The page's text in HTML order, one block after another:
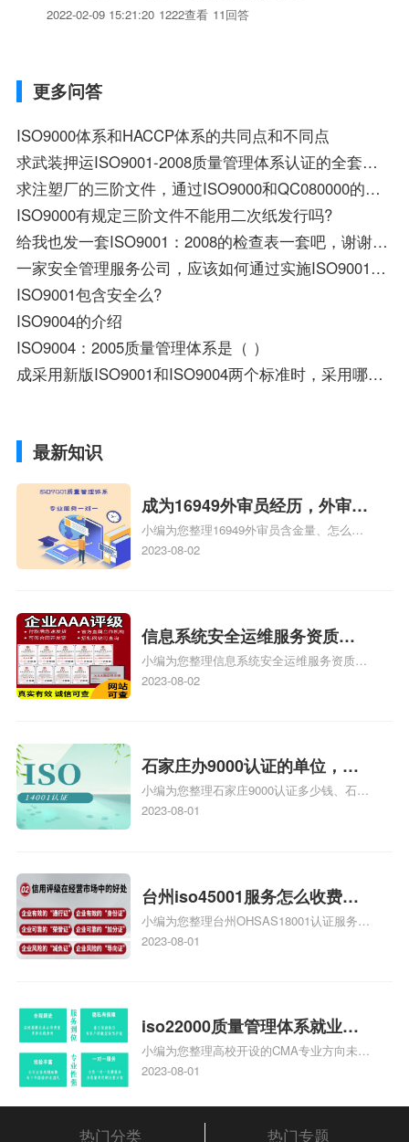
2022-02-09 15:21:20 1222查看 11回答
更多问答
ISO9000体系和HACCP体系的共同点和不同点
求武装押运ISO9001-2008质量管理体系认证的全套材料
求注塑厂的三阶文件，通过ISO9000和QC080000的文件优先
ISO9000有规定三阶文件不能用二次纸发行吗?
给我也发一套ISO9001：2008的检查表一套吧，谢谢老大了。
一家安全管理服务公司，应该如何通过实施ISO9001标准来保证产品的质量
ISO9001包含安全么?
ISO9004的介绍
ISO9004：2005质量管理体系是（ ）
成采用新版ISO9001和ISO9004两个标准时，采用哪种方法收益更大（ ？）
最新知识
成为16949外审员经历，外审员
16949
小编为您整理16949外审员含金量、怎么才
能成为注册的TS16949:2009的外审员、我
2023-08-02
信息系统安全运维服务资质二
级费用，信息系统安全运维服
务资质二级
小编为您整理信息系统安全运维服务资质认
证证书机构有哪些、安全运维服务资质的费
体系认证知识，详情可查看下方正文！
2023-08-02
石家庄办9000认证的单位，石
家庄9000认证的公司
小编为您整理石家庄9000认证多少钱、石家
庄9000认证价格多少钱、石家庄9000认证
2023-08-01
台州iso45001服务怎么收费，
台州iso45001认证服务怎么收
费
小编为您整理台州OHSAS18001认证服务中
心哪家收费便宜、台州ISO9000认证，哪个
标准是什么相关iso体系认证知识，详情可
查看下方正文！
2023-08-01
iso22000质量管理体系就业方
向，质量管理与认证就业方向
小编为您整理高校开设的CMA专业方向未来
就业前景及就业方向如何、cma就业方向有
和cma未来就业方向、大学生考完cma，就
哪些就业方向相关iso体系认证知识，详情
2023-08-01
热门分类 热门专题